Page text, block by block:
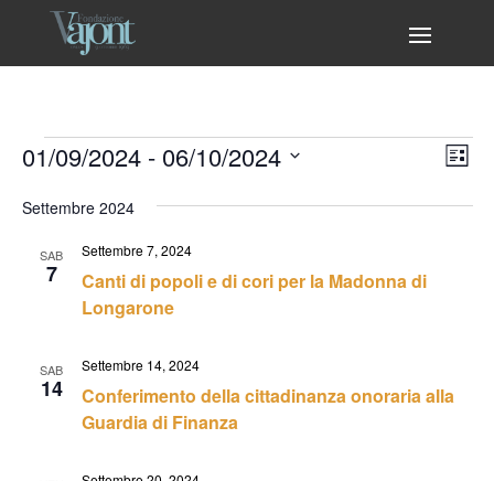
Eventi Lista
01/09/2024 - 06/10/2024
la
Settembre 2024
SAB
7
Canti di popoli e di cori per la Madonna di
Longarone
Settembre 7, 2024
SAB
14
Conferimento della cittadinanza onoraria alla
Guardia di Finanza
Settembre 14, 2024